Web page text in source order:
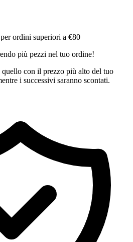
ordini superiori a €80
più pezzi nel tuo ordine!
con il prezzo più alto del tuo
i successivi saranno scontati.